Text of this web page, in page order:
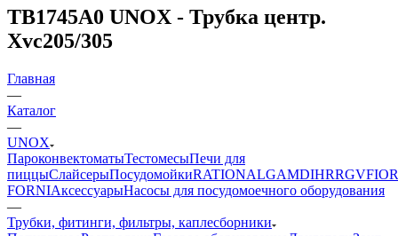
TB1745A0 UNOX - Трубка центр.
Xvc205/305
Главная
—
Каталог
—
UNOX
ПароконвектоматыТестомесыПечи для
пиццыСлайсерыПосудомойкиRATIONALGAMDIHRRGV
FORNIАксессуарыНасосы для посудомоечного оборудования
—
Трубки, фитинги, фильтры, каплесборники